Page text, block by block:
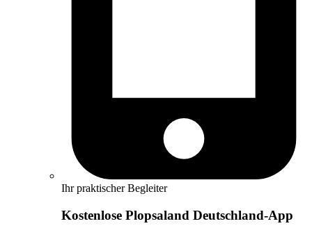
Ihr praktischer Begleiter
Kostenlose Plopsaland Deutschland-App